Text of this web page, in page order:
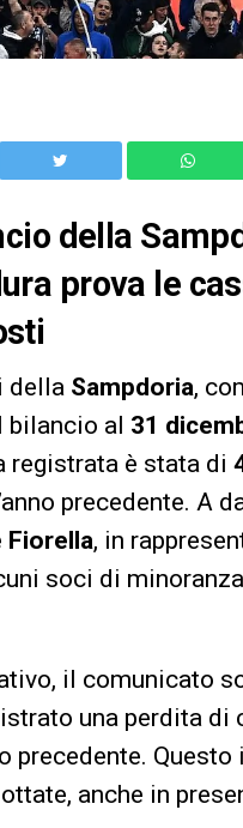
della
prova le
della Sampdoria,
bilancio al 31
registrata è stata di
precedente. A
Fiorella, in
soci di
il comunicato
una perdita di
precedente.
anche in